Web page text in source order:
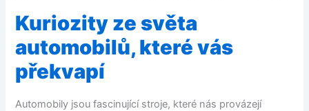
Kuriozity ze světa
automobilů, které vás
překvapí
Automobily jsou fascinující stroje, které nás provázejí